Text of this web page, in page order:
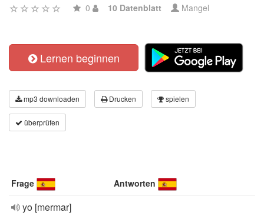
0 10 Datenblatt Mangel
Lernen beginnen
mp3 downloaden Drucken spielen
überprüfen
Frage Antworten
yo [mermar]